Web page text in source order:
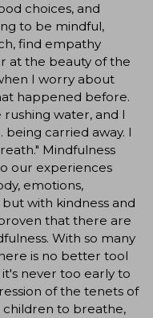
choices, and
to be mindful,
find empathy
at the beauty of the
I worry about
happened before.
water, and I
being carried away. I
Mindfulness
our experiences
emotions,
with kindness and
that there are
With so many
is no better tool
never too early to
of the tenets of
children to breathe,